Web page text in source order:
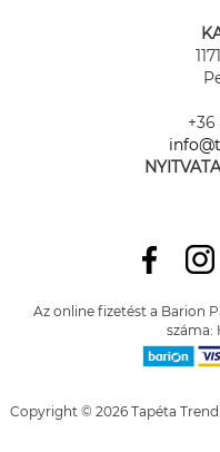
+36
Az online fizetést a Barion
száma:
Copyright © 2026 Tapéta